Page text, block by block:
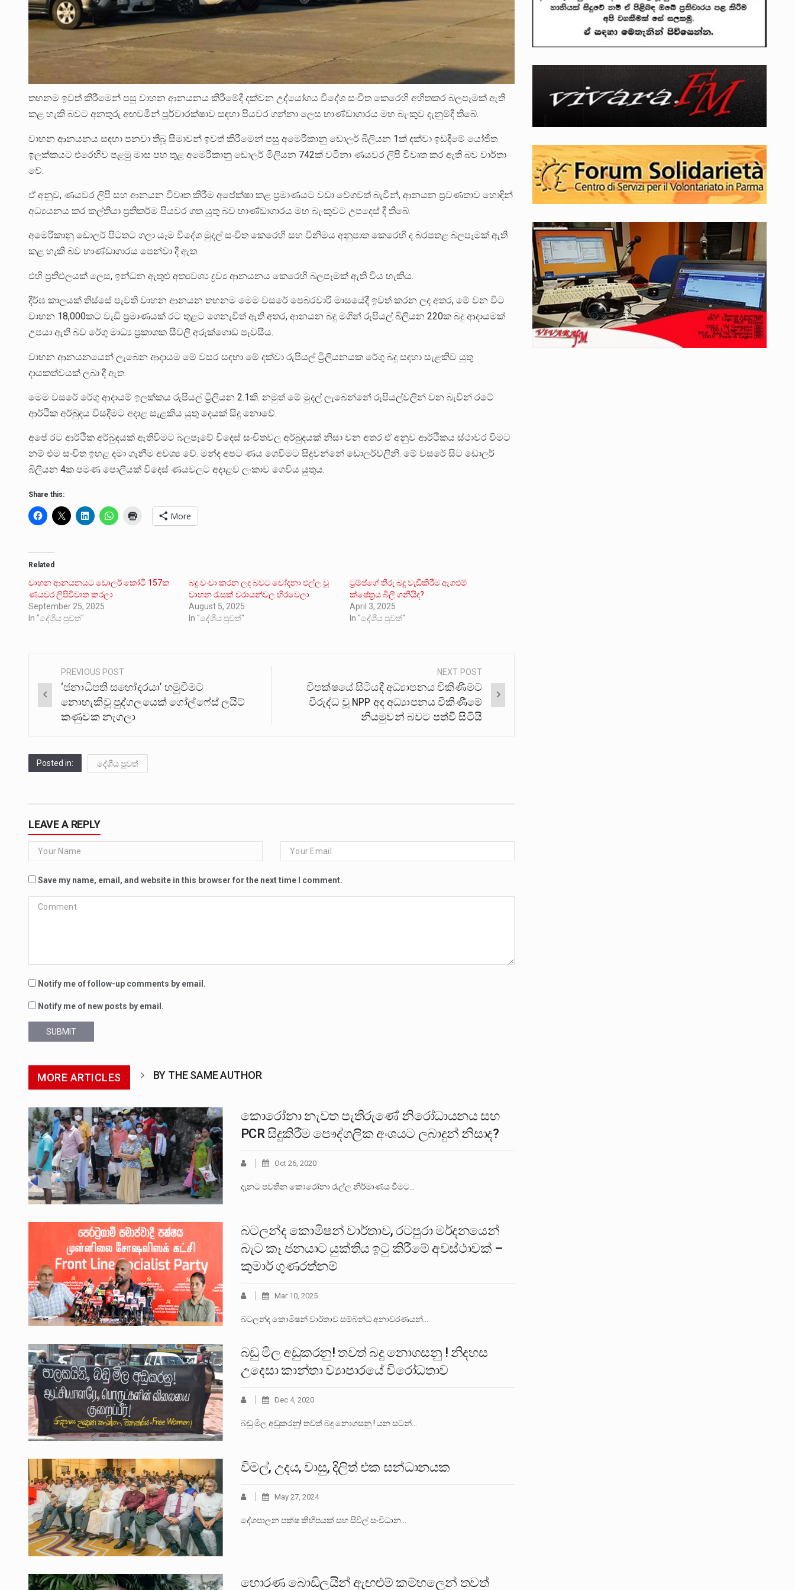
තහනම ඉවත් කිරීමෙන් පසු වාහන ආනයනය කිරීමේදී දක්වන උද්යෝගය විදේශ සංචිත කෙරෙහි අහිතකර බලපෑමක් ඇති
කළ හැකි බවට අනතුරු අඟවමින් පූර්වාරක්ෂාව සඳහා පියවර ගන්නා ලෙස භාණ්ඩාගාරය මහ බැංකුව දැනුම්දී තිබේ.
වාහන ආනයනය සඳහා පනවා තිබූ සීමාවන් ඉවත් කිරීමෙන් පසු අමෙරිකානු ඩොලර් බිලියන 1ක් දක්වා ඉඩදීමේ යෝජිත
ඉලක්කයට එරෙහිව පළමු මාස ​​පහ තුළ අමෙරිකානු ඩොලර් මිලියන 742ක් වටිනා ණයවර ලිපි විවෘත කර ඇති බව වාර්තා
වේ.
ඒ අනුව, ණයවර ලිපි සහ ආනයන විවෘත කිරීම අපේක්ෂා කළ ප්‍රමාණයට වඩා වේගවත් බැවින්, ආනයන ප්‍රවණතාව හොඳින්
අධ්‍යයනය කර කල්තියා ප්‍රතිකර්ම පියවර ගත යුතු බව භාණ්ඩාගාරය මහ බැංකුවට උපදෙස් දී තිබේ.
අමෙරිකානු ඩොලර් පිටතට ගලා යෑම විදේශ මුදල් සංචිත කෙරෙහි සහ විනිමය අනුපාත කෙරෙහි ද බරපතළ බලපෑමක් ඇති
කළ හැකි බව භාණ්ඩාගාරය පෙන්වා දී ඇත.
එහි ප්‍රතිඵලයක් ලෙස, ඉන්ධන ඇතුළු අත්‍යවශ්‍ය ද්‍රව්‍ය ආනයනය කෙරෙහි බලපෑමක් ඇති විය හැකිය.
දීර්ඝ කාලයක් තිස්සේ පැවති වාහන ආනයන තහනම මෙම වසරේ පෙබරවාරි මාසයේදී ඉවත් කරන ලද අතර, මේ වන විට
වාහන 18,000කට වැඩි ප්‍රමාණයක් රට තුළට ගෙනැවිත් ඇති අතර, ආනයන බදු මගින් රුපියල් බිලියන 220ක බදු ආදායමක්
උපයා ඇති බව රේගු මාධ්‍ය ප්‍රකාශක සීවලි අරුක්ගොඩ පැවසීය.
වාහන ආනයනයෙන් ලැබෙන ආදායම මේ වසර සඳහා මේ දක්වා රුපියල් ට්‍රිලියනයක රේගු බදු සඳහා සැළකිව යුතු
දායකත්වයක් ලබා දී ඇත.
මෙම වසරේ රේගු ආදායම් ඉලක්කය රුපියල් ට්‍රිලියන 2.1කි. නමුත් මේ මුදල් ලැබෙන්නේ රුපියල්වලින් වන බැවින් රටේ
ආර්ථික අර්බුදය විසදීමට අදාළ සැළකිය යුතු දෙයක් සිදු නොවේ.
අපේ රට ආර්ථික අර්බුදයක් ඇතිවීමට බලපෑවේ විදෙස් සංචිතවල අර්බුදයක් නිසා වන අතර ඒ අනුව ආර්ථිකය ස්ථාවර වීමට
නම් එම සංචිත ඉහළ දමා ගැනීම අවශ්‍ය වේ. මන්ද අපට ණය ගෙවීමට සිදුවන්නේ ඩොලර්වලිනි. මේ වසරේ සිට ඩොලර්
බිලියන 4ක පමණ පොලීයක් විදෙස් ණයවලට අදාළව ලංකාව ගෙවිය යුතුය.
Share this:
More
Related
වාහන ආනයනයට ඩොලර් කෝටි 157ක
ණයවර ලිපිවිවෘත කරලා
September 25, 2025
In "දේශීය පුවත්"
බදු වංචා කරන ලද බවට චෝදනා එල්ල වූ
වාහන රැසක් වරායන්වල හිරවෙලා
August 5, 2025
In "දේශීය පුවත්"
ට්‍රම්ප්ගේ තීරු බදු වැඩිකිරීම ඇගළුම්
ක්ෂේත්‍රය බිලි ගනියිද?
April 3, 2025
In "දේශීය පුවත්"
Post
navigation
PREVIOUS POST
‘ජනාධිපති සහෝදරයා’ හමුවීමට
නොහැකිවූ පුද්ගලයෙක් ගෝල්ෆේස් ලයිට්
කණුවක නැගලා
NEXT POST
විපක්ෂයේ සිටියදී අධ්‍යාපනය විකිණීමට
විරුද්ධ වූ NPP අද අධ්‍යාපනය විකිණීමේ
නියමුවන් බවට පත්වී සිටියි
Posted in: දේශීය පුවත්
LEAVE A REPLY
Save my name, email, and website in this browser for the next time I comment.
Notify me of follow-up comments by email.
Notify me of new posts by email.
SUBMIT
MORE ARTICLES BY THE SAME AUTHOR
කොරෝනා නැවත පැතිරුණේ නිරෝධායනය සහ
PCR සිදුකිරීම පෞද්ගලික අංශයට ලබාදුන් නිසාද?
Oct 26, 2020
දැනට පවතින කොරෝනා රැල්ල නිර්මාණය වීමට…
බටලන්ද කොමිෂන් වාර්තාව, රටපුරා මර්දනයෙන්
බැට කෑ ජනයාට යුක්තිය ඉටු කිරීමේ අවස්ථාවක් –
කුමාර් ගුණරත්නම්
Mar 10, 2025
බටලන්ද කොමිෂන් වාර්තාව සම්බන්ධ අනාවරණයන්…
බඩු මිල අඩුකරනු! තවත් බදු නොගසනු ! නිදහස
උදෙසා කාන්තා ව්‍යාපාරයේ විරෝධතාව
Dec 4, 2020
බඩු මිල අඩුකරනු! තවත් බදු නොගසනු ! යන සටන්…
විමල්, උදය, වාසු, දිලිත් එක සන්ධානයක
May 27, 2024
දේශපාලන පක්ෂ කිහිපයක් සහ සිවිල් සංවිධාන…
හොරණ බොඩිලයින් ඇඟළුම් කම්හලෙන් තවත්